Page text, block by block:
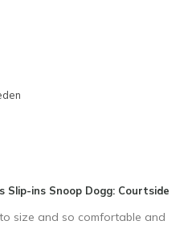
widths
to size
Slip-ins Snoop Dogg: Courtside
size and so comfortable and